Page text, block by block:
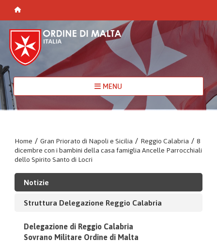
MENU
Home / Gran Priorato di Napoli e Sicilia / Reggio Calabria / 8
dicembre con i bambini della casa famiglia Ancelle Parrocchiali
dello Spirito Santo di Locri
Notizie
Struttura Delegazione Reggio Calabria
Delegazione di Reggio Calabria
Sovrano Militare Ordine di Malta